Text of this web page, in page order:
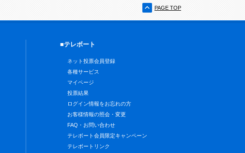
PAGE TOP
■テレボート
ネット投票会員登録
各種サービス
マイページ
投票結果
ログイン情報をお忘れの方
お客様情報の照会・変更
FAQ・お問い合わせ
テレボート会員限定キャンペーン
テレボートリンク